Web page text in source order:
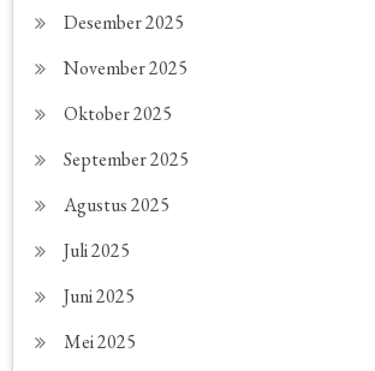
Desember 2025
November 2025
Oktober 2025
September 2025
Agustus 2025
Juli 2025
Juni 2025
Mei 2025